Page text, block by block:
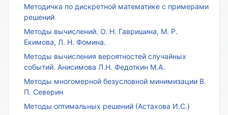
Методичка по дискретной математике с примерами
решений
Методы вычислений. О. Н. Гавришина, М. Р.
Екимова, Л. Н. Фомина.
Методы вычисления вероятностей случайных
событий. Анисимова Л.Н. Федоткин М.А.
Методы многомерной безусловной минимизации В.
П. Северин
Методы оптимальных решений (Астахова И.С.)